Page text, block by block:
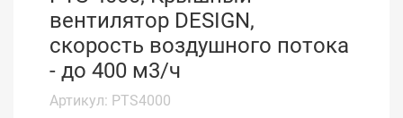
вентилятор DESIGN,
скорость воздушного потока
- до 400 м3/ч
Артикул: PTS4000